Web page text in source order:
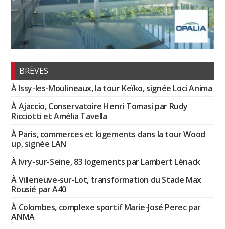
BRÈVES
À Issy-les-Moulineaux, la tour Keïko, signée Loci Anima
À Ajaccio, Conservatoire Henri Tomasi par Rudy
Ricciotti et Amélia Tavella
À Paris, commerces et logements dans la tour Wood
up, signée LAN
À Ivry-sur-Seine, 83 logements par Lambert Lénack
À Villeneuve-sur-Lot, transformation du Stade Max
Rousié par A40
À Colombes, complexe sportif Marie-José Perec par
ANMA